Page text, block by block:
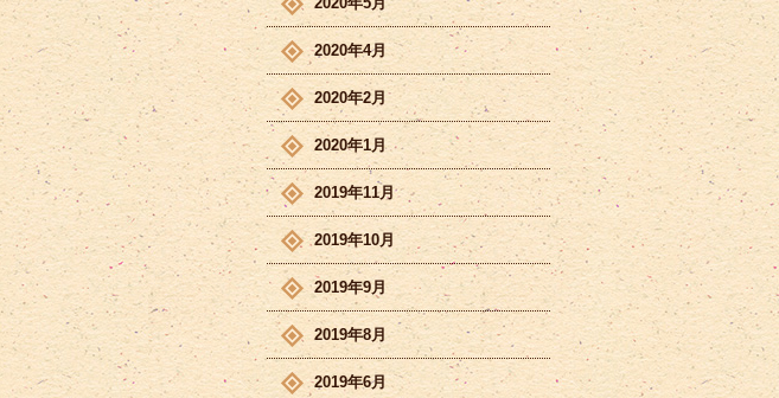
2020年4月
2020年2月
2020年1月
2019年11月
2019年10月
2019年9月
2019年8月
2019年6月